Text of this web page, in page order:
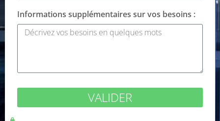
Informations supplémentaires sur vos besoins :
VALIDER